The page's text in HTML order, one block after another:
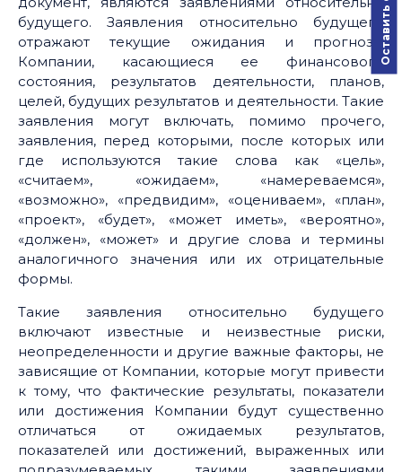
будущего. Заявления относительно будущего
отражают текущие ожидания и прогнозы
Компании, касающиеся ее финансового
состояния, результатов деятельности, планов,
целей, будущих результатов и деятельности. Такие
заявления могут включать, помимо прочего,
заявления, перед которыми, после которых или
где используются такие слова как «цель»,
«считаем», «ожидаем», «намереваемся»,
«возможно», «предвидим», «оцениваем», «план»,
«проект», «будет», «может иметь», «вероятно»,
«должен», «может» и другие слова и термины
аналогичного значения или их отрицательные
формы.
Такие заявления относительно будущего
включают известные и неизвестные риски,
неопределенности и другие важные факторы, не
зависящие от Компании, которые могут привести
к тому, что фактические результаты, показатели
или достижения Компании будут существенно
отличаться от ожидаемых результатов,
показателей или достижений, выраженных или